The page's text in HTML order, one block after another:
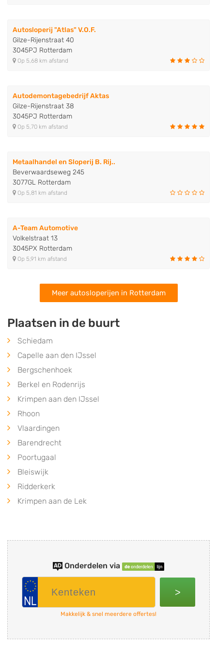
Autosloperij "Atlas" V.O.F.
Gilze-Rijenstraat 40
3045PJ Rotterdam
Op 5,68 km afstand
Autodemontagebedrijf Aktas
Gilze-Rijenstraat 38
3045PJ Rotterdam
Op 5,70 km afstand
Metaalhandel en Sloperij B. Rij..
Beverwaardseweg 245
3077GL Rotterdam
Op 5,81 km afstand
A-Team Automotive
Volkelstraat 13
3045PX Rotterdam
Op 5,91 km afstand
Meer autosloperijen in Rotterdam
Plaatsen in de buurt
Schiedam
Capelle aan den IJssel
Bergschenhoek
Berkel en Rodenrijs
Krimpen aan den IJssel
Rhoon
Vlaardingen
Barendrecht
Poortugaal
Bleiswijk
Ridderkerk
Krimpen aan de Lek
Onderdelen via
>
Makkelijk & snel meerdere offertes!